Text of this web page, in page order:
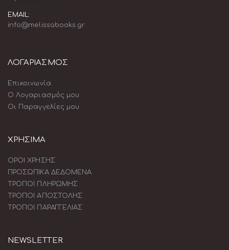
EMAIL:
info@melissabooks.gr
ΛΟΓΑΡΙΑΣΜΟΣ
Επικοινωνία
Ο Λογαριασμός μου
Οι Παραγγελίες μου
ΧΡΗΣΙΜΑ
ΟΡΟΙ ΧΡΗΣΗΣ
ΠΡΟΣΩΠΙΚΑ ΔΕΔΟΜΕΝΑ
ΤΡΟΠΟΙ ΠΛΗΡΩΜΗΣ
ΤΡΟΠΟΙ ΑΠΟΣΤΟΛΗΣ
ΤΡΟΠΟΙ ΠΑΡΑΓΓΕΛΙΑΣ
NEWSLETTER